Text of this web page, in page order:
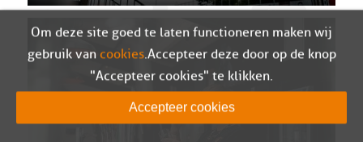
Om deze site goed te laten functioneren maken wij
gebruik van cookies. Accepteer deze door op de knop
"Accepteer cookies" te klikken.
Accepteer cookies